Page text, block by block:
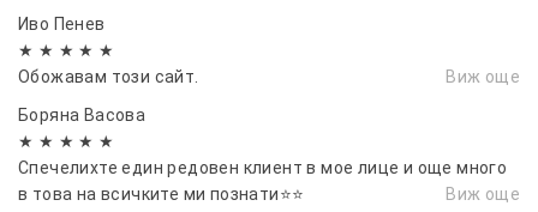
Иво Пенев
★ ★ ★ ★ ★
Обожавам този сайт.
Виж още
Боряна Васовa
★ ★ ★ ★ ★
Спечелихте един редовен клиент в мое лице и още много
в това на всичките ми познати⭐⭐
Виж още